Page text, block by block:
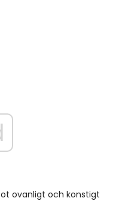
ovanligt och konstigt